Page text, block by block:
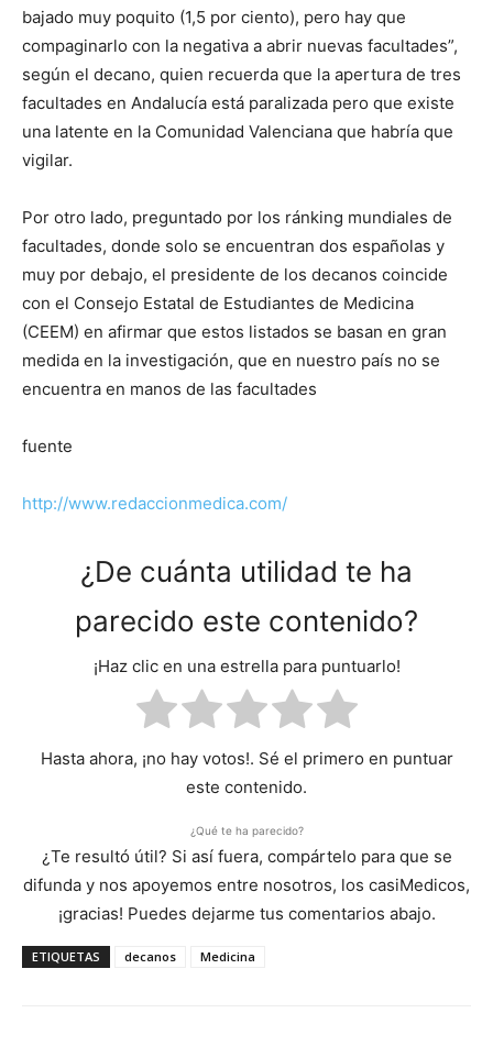
bajado muy poquito (1,5 por ciento), pero hay que
compaginarlo con la negativa a abrir nuevas facultades”,
según el decano, quien recuerda que la apertura de tres
facultades en Andalucía está paralizada pero que existe
una latente en la Comunidad Valenciana que habría que
vigilar.
Por otro lado, preguntado por los ránking mundiales de
facultades, donde solo se encuentran dos españolas y
muy por debajo, el presidente de los decanos coincide
con el Consejo Estatal de Estudiantes de Medicina
(CEEM) en afirmar que estos listados se basan en gran
medida en la investigación, que en nuestro país no se
encuentra en manos de las facultades
fuente
http://www.redaccionmedica.com/
¿De cuánta utilidad te ha
parecido este contenido?
¡Haz clic en una estrella para puntuarlo!
Hasta ahora, ¡no hay votos!. Sé el primero en puntuar
este contenido.
¿Qué te ha parecido?
¿Te resultó útil? Si así fuera, compártelo para que se
difunda y nos apoyemos entre nosotros, los casiMedicos,
¡gracias! Puedes dejarme tus comentarios abajo.
ETIQUETAS decanos Medicina